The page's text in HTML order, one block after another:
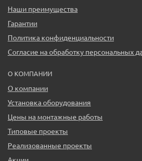
Наши преимущества
Гарантии
Политика конфиденциальности
Согласие на обработку персональных
О КОМПАНИИ
О компании
Установка оборудования
Цены на монтажные работы
Типовые проекты
Реализованные проекты